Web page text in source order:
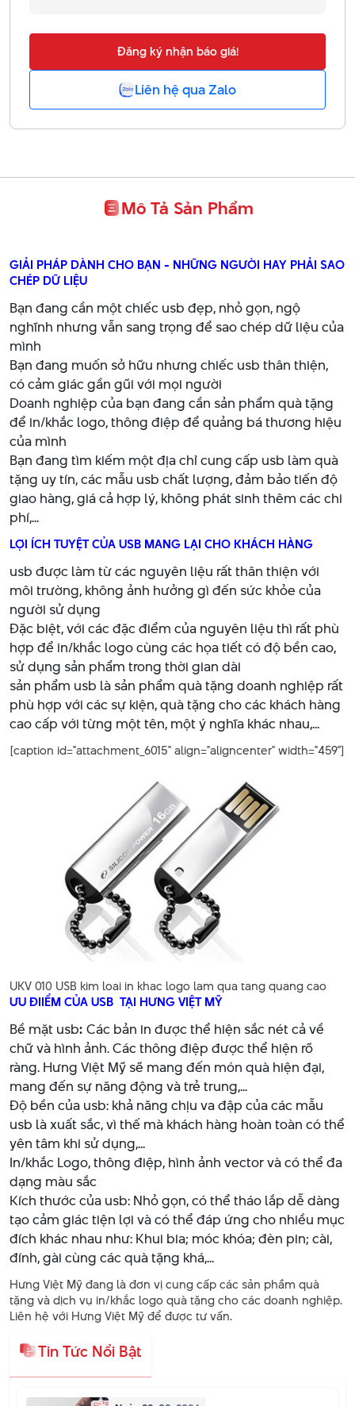
Đăng ký nhận báo giá!
Liên hệ qua Zalo
Mô Tả Sản Phẩm
GIẢI PHÁP DÀNH CHO BẠN - NHỮNG NGƯỜI HAY PHẢI SAO
CHÉP DỮ LIỆU
Bạn đang cần một chiếc usb đẹp, nhỏ gọn, ngộ
nghĩnh nhưng vẫn sang trọng để sao chép dữ liệu của
mình
Bạn đang muốn sở hữu nhưng chiếc usb thân thiện,
có cảm giác gần gũi với mọi người
Doanh nghiệp của bạn đang cần sản phẩm quà tặng
để in/khắc logo, thông điệp để quảng bá thương hiệu
của mình
Bạn đang tìm kiếm một địa chỉ cung cấp usb làm quà
tặng uy tín, các mẫu usb chất lượng, đảm bảo tiến độ
giao hàng, giá cả hợp lý, không phát sinh thêm các chi
phí,...
LỢI ÍCH TUYỆT CỦA USB MANG LẠI CHO KHÁCH HÀNG
usb được làm từ các nguyên liệu rất thân thiện với
môi trường, không ảnh hưởng gì đến sức khỏe của
người sử dụng
Đặc biệt, với các đặc điểm của nguyên liệu thì rất phù
hợp để in/khắc logo cùng các họa tiết có độ bền cao,
sử dụng sản phẩm trong thời gian dài
sản phẩm usb là sản phẩm quà tặng doanh nghiệp rất
phù hợp với các sự kiện, quà tặng cho các khách hàng
cao cấp với từng một tên, một ý nghĩa khác nhau,...
[caption id="attachment_6015" align="aligncenter" width="459"]
UKV 010 USB kim loai in khac logo lam qua tang quang cao
ƯU ĐIIỂM CỦA USB TẠI HƯNG VIỆT MỸ
Bề mặt usb: Các bản in được thể hiện sắc nét cả về
chữ và hình ảnh. Các thông điệp được thể hiện rõ
ràng. Hưng Việt Mỹ sẽ mang đến món quà hiện đại,
mang đến sự năng động và trẻ trung,...
Độ bền của usb: khả năng chịu va đập của các mẫu
usb là xuất sắc, vì thế mà khách hàng hoàn toàn có thể
yên tâm khi sử dụng,...
In/khắc Logo, thông điệp, hình ảnh vector và có thể đa
dạng màu sắc
Kích thước của usb: Nhỏ gọn, có thể tháo lắp dễ dàng
tạo cảm giác tiện lợi và có thể đáp ứng cho nhiều mục
đích khác nhau như: Khui bia; móc khóa; đèn pin; cài,
đính, gài cùng các quà tặng khá,...
Hưng Việt Mỹ đang là đơn vị cung cấp các sản phầm quà
tặng và dịch vụ in/khắc logo quà tặng cho các doanh nghiệp.
Liên hệ với Hưng Việt Mỹ để được tư vấn.
Tin Tức Nổi Bật